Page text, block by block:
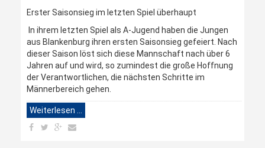
Erster Saisonsieg im letzten Spiel überhaupt
In ihrem letzten Spiel als A-Jugend haben die Jungen
aus Blankenburg ihren ersten Saisonsieg gefeiert. Nach
dieser Saison löst sich diese Mannschaft nach über 6
Jahren auf und wird, so zumindest die große Hoffnung
der Verantwortlichen, die nächsten Schritte im
Männerbereich gehen.
Weiterlesen …